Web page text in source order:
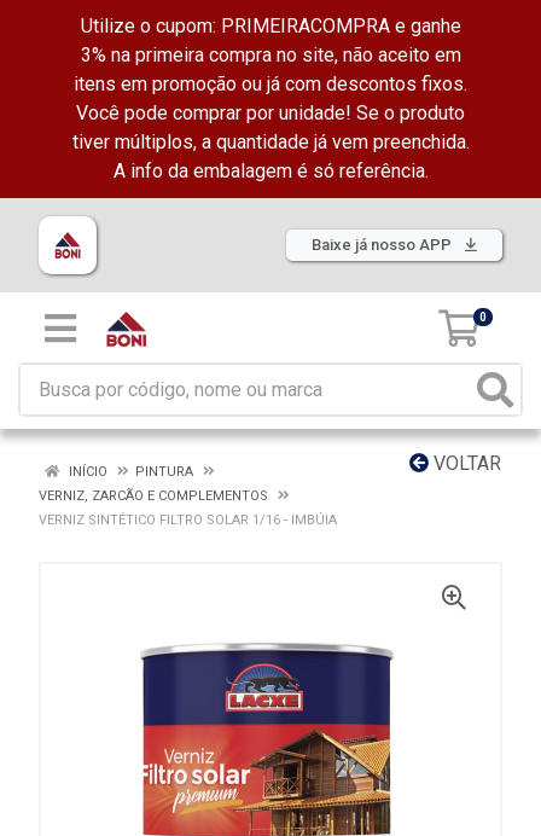
Utilize o cupom: PRIMEIRACOMPRA e ganhe
3% na primeira compra no site, não aceito em
itens em promoção ou já com descontos fixos.
Você pode comprar por unidade! Se o produto
tiver múltiplos, a quantidade já vem preenchida.
A info da embalagem é só referência.
Baixe já nosso APP
0
VOLTAR
INÍCIO
PINTURA
VERNIZ, ZARCÃO E COMPLEMENTOS
VERNIZ SINTÉTICO FILTRO SOLAR 1/16 - IMBÚIA